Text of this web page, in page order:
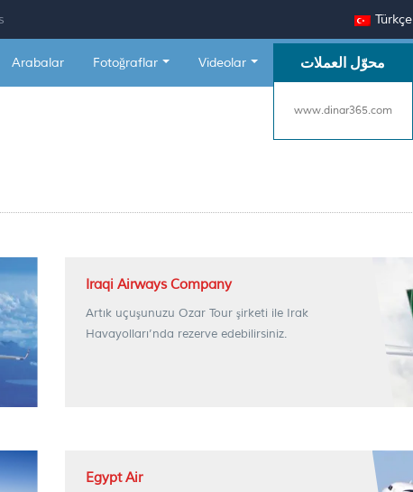
Türkçe
Arabalar Fotoğraflar Videolar محوّل العملات
www.dinar365.com
Iraqi Airways Company
Artık uçuşunuzu Ozar Tour şirketi ile Irak
Havayolları’nda rezerve edebilirsiniz.
Egypt Air